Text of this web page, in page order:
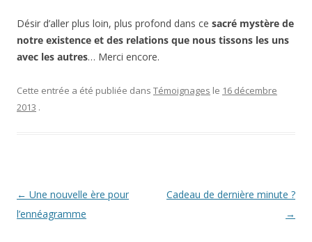
Désir d’aller plus loin, plus profond dans ce sacré mystère de
notre existence et des relations que nous tissons les uns
avec les autres… Merci encore.
Cette entrée a été publiée dans Témoignages le 16 décembre
2013 .
Navigation
des
← Une nouvelle ère pour
l’ennéagramme
Cadeau de dernière minute ?
→